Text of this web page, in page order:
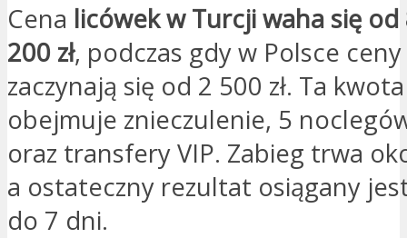
Cena licówek w Turcji waha się od
200 zł, podczas gdy w Polsce ceny
zaczynają się od 2 500 zł. Ta
obejmuje znieczulenie, 5
oraz transfery VIP. Zabieg trwa
a ostateczny rezultat osiągany
do 7 dni.